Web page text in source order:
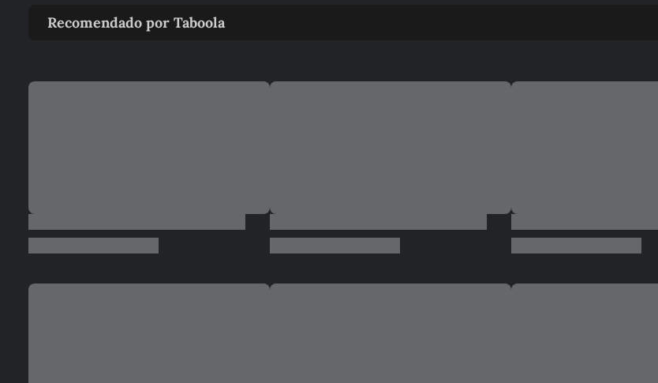
Recomendado por Taboola